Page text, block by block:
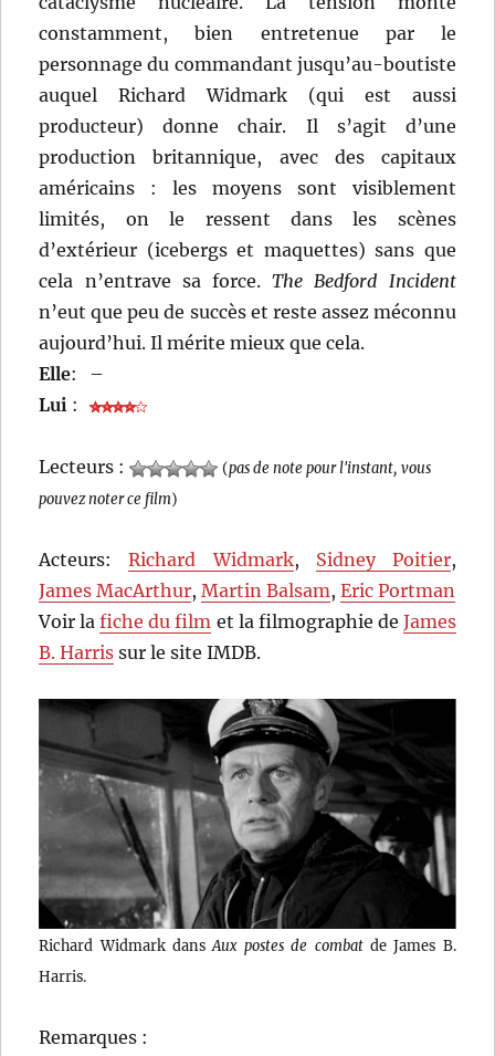
constamment, bien entretenue par le
personnage du commandant jusqu’au-boutiste
auquel Richard Widmark (qui est aussi
producteur) donne chair. Il s’agit d’une
production britannique, avec des capitaux
américains : les moyens sont visiblement
limités, on le ressent dans les scènes
d’extérieur (icebergs et maquettes) sans que
cela n’entrave sa force.The Bedford Incident
n’eut que peu de succès et reste assez méconnu
aujourd’hui. Il mérite mieux que cela.
Elle:
–
Lui :
Lecteurs : (pas de note pour l'instant, vous
pouvez noter ce film)
Acteurs:Richard Widmark, Sidney Poitier,
James MacArthur,Martin Balsam,Eric Portman
Voir lafiche du film et la filmographie de James
B. Harris sur le site IMDB.
Richard Widmark dansAux postes de combatde James B.
Harris.
Remarques :